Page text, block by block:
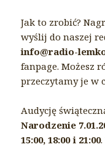
Jak to zrobić?
wyślij do naszej
info@radio-
fanpage. Możesz
przeczytamy je w
Audycję
Narodzenie
15:00, 18:00 і 21:00